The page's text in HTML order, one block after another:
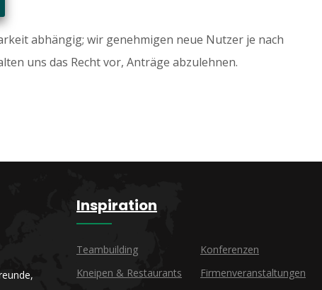
abhängig; wir genehmigen neue Nutzer je nach
uns das Recht vor, Anträge abzulehnen.
Inspiration
Teambuilding
Konferenzen
Kneipen & Restaurants
Firmenveranstaltungen